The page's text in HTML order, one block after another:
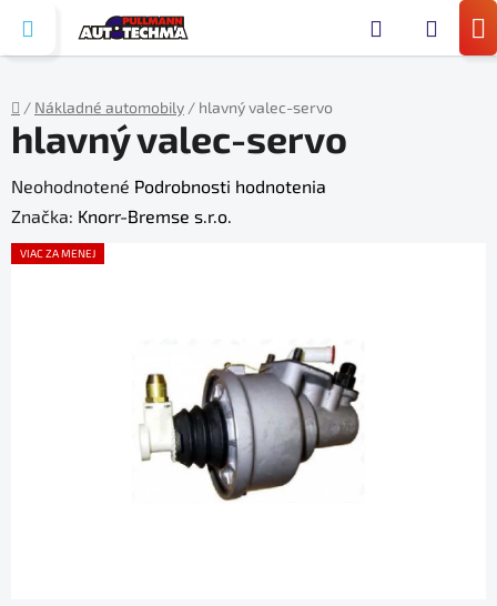
obsah
Domov
/ Nákladné automobily / hlavný valec-servo
hlavný valec-servo
Priemerné
hodnotenie
produktu
Neohodnotené Podrobnosti hodnotenia
Značka: Knorr-Bremse s.r.o.
VIAC ZA MENEJ